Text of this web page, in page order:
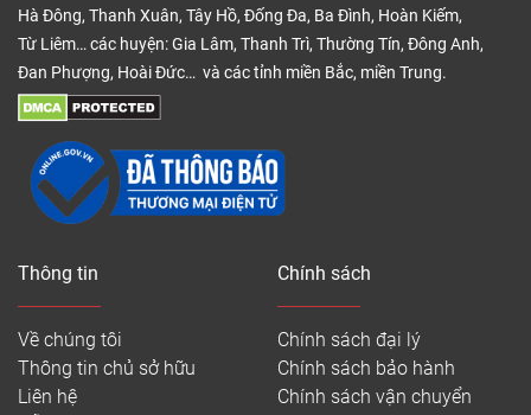
Hà Đông, Thanh Xuân, Tây Hồ, Đống Đa, Ba Đình, Hoàn Kiếm,
Từ Liêm… các huyện: Gia Lâm, Thanh Trì, Thường Tín, Đông Anh,
Đan Phượng, Hoài Đức… và các tỉnh miền Bắc, miền Trung.
Thông tin
Về chúng tôi
Thông tin chủ sở hữu
Liên hệ
Chính sách
Chính sách đại lý
Chính sách bảo hành
Chính sách vận chuyển